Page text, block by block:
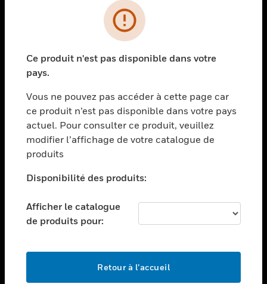
toggle view
SOLUTIONS
SECTEURS
toggle view
ASSISTANCE
toggle view
EMPLOIS
toggle view
toggle view
NOUS CONTACTER
MENTIONS LÉGALES
Ce produit n'est pas disponible dans votre
pays.
Vous ne pouvez pas accéder à cette page car
ce produit n’est pas disponible dans votre pays
actuel. Pour consulter ce produit, veuillez
modifier l’affichage de votre catalogue de
produits
Disponibilité des produits:
Afficher le catalogue
de produits pour:
Retour à l’accueil